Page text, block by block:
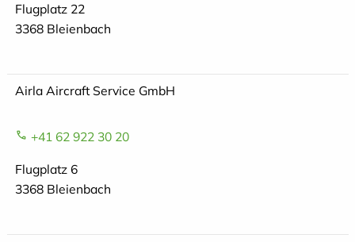
Flugplatz 22
3368 Bleienbach
Airla Aircraft Service GmbH
+41 62 922 30 20
Flugplatz 6
3368 Bleienbach